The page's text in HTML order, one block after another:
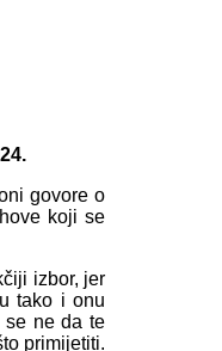
govore o
koji se
izbor, jer
tako i onu
se ne da te
primijetiti.